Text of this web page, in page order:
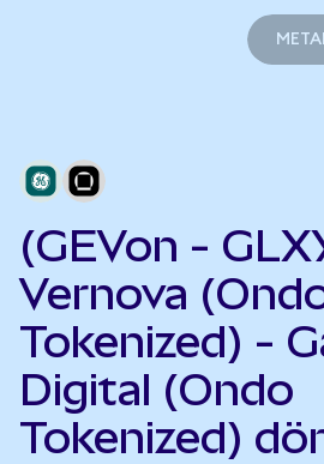
(GEVon -
Vernova
Tokenized) -
Digital (Ondo
Tokenized)